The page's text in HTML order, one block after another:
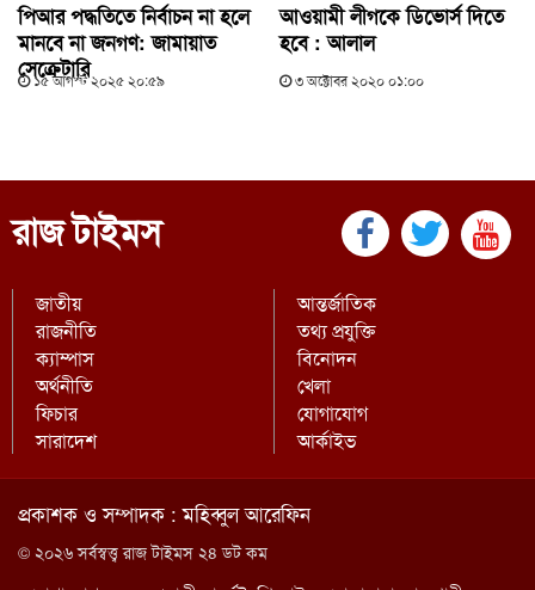
পিআর পদ্ধতিতে নির্বাচন না হলে
মানবে না জনগণ: জামায়াত
সেক্রেটারি
১৫ আগস্ট ২০২৫ ২০:৫৯
আওয়ামী লীগকে ডিভোর্স দিতে
হবে : আলাল
৩ অক্টোবর ২০২০ ০১:০০
রাজ টাইমস
জাতীয়
রাজনীতি
আন্তর্জাতিক
তথ্য প্রযুক্তি
ক্যাম্পাস
অর্থনীতি
বিনোদন
খেলা
ফিচার
সারাদেশ
যোগাযোগ
আর্কাইভ
প্রকাশক ও সম্পাদক : মহিব্বুল আরেফিন
© ২০২৬ সর্বস্বত্ত্ব রাজ টাইমস ২৪ ডট কম